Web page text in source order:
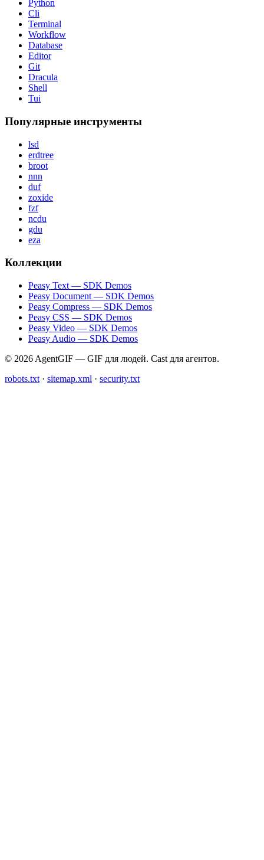
Python
Cli
Terminal
Workflow
Database
Editor
Git
Dracula
Shell
Tui
Популярные инструменты
lsd
erdtree
broot
nnn
duf
zoxide
fzf
ncdu
gdu
eza
Коллекции
Peasy Text — SDK Demos
Peasy Document — SDK Demos
Peasy Compress — SDK Demos
Peasy CSS — SDK Demos
Peasy Video — SDK Demos
Peasy Audio — SDK Demos
© 2026 AgentGIF — GIF для людей. Cast для агентов.
robots.txt · sitemap.xml · security.txt